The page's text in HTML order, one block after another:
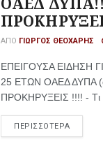
ΑΠΌ ΓΙΏΡΓΟΣ ΘΕΟΧΆΡΗΣ
ΕΠΕΙΓΟΥΣΑ ΕΙΔΗΣΗ
25 ΕΤΩΝ ΟΑΕΔ ΔΥΠΑ
ΠΡΟΚΗΡΥΞΕΙΣ !!!! - Tι
ΠΕΡΙΣΣΟΤΕΡΑ